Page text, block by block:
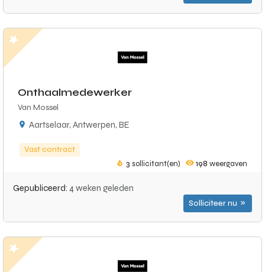
Onthaalmedewerker
Van Mossel
Aartselaar, Antwerpen, BE
Vast contract
3 sollicitant(en) 198 weergaven
Gepubliceerd: 4 weken geleden
Solliciteer nu